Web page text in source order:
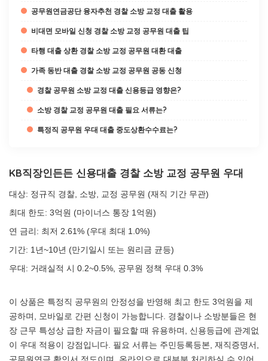
공무원연금공단 융자추천 경찰 소방 교정 대출 활용
비대면 모바일 신청 경찰 소방 교정 공무원 대출 팁
타행 대출 상환 경찰 소방 교정 공무원 대환 대출
가족 동반 대출 경찰 소방 교정 공무원 공동 신청
경찰 공무원 소방 교정 대출 신용등급 영향은?
소방 경찰 교정 공무원 대출 필요 서류는?
특정직 공무원 우대 대출 중도상환수수료는?
KB직장인든든 신용대출 경찰 소방 교정 공무원 우대
대상: 정규직 경찰, 소방, 교정 공무원 (재직 기간 무관)
최대 한도: 3억원 (마이너스 통장 1억원)
연 금리: 최저 2.61% (우대 최대 1.0%)
기간: 1년~10년 (만기일시 또는 원리금 균등)
우대: 거래실적 시 0.2~0.5%, 공무원 정책 우대 0.3%
이 상품은 특정직 공무원의 안정성을 반영해 최고 한도 3억원을 제
공하며, 모바일로 간편 신청이 가능합니다. 경찰이나 소방분들은 현
장 근무 특성상 급한 자금이 필요할 때 유용하며, 신용등급에 관계없
이 우대 적용이 강점입니다. 필요 서류는 주민등록등본, 재직증명서,